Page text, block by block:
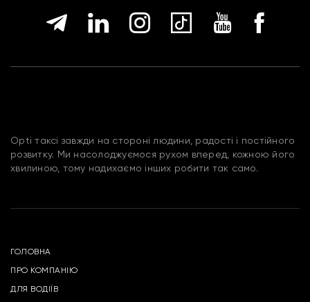
Opti таксі завжди на стороні людини, радості і постійного
розвитку. Ми насолоджуємося рухом вперед, кожною його
хвилиною, тому надихаємо інших робити так само.
ГОЛОВНА
ПРО КОМПАНІЮ
ДЛЯ ВОДІЇВ